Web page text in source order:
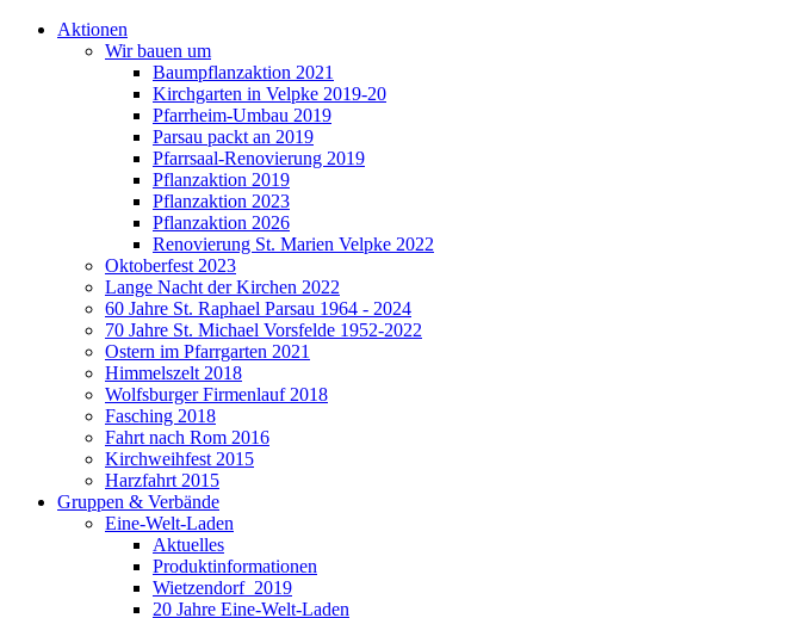
Aktionen
Wir bauen um
Baumpflanzaktion 2021
Kirchgarten in Velpke 2019-20
Pfarrheim-Umbau 2019
Parsau packt an 2019
Pfarrsaal-Renovierung 2019
Pflanzaktion 2019
Pflanzaktion 2023
Pflanzaktion 2026
Renovierung St. Marien Velpke 2022
Oktoberfest 2023
Lange Nacht der Kirchen 2022
60 Jahre St. Raphael Parsau 1964 - 2024
70 Jahre St. Michael Vorsfelde 1952-2022
Ostern im Pfarrgarten 2021
Himmelszelt 2018
Wolfsburger Firmenlauf 2018
Fasching 2018
Fahrt nach Rom 2016
Kirchweihfest 2015
Harzfahrt 2015
Gruppen & Verbände
Eine-Welt-Laden
Aktuelles
Produktinformationen
Wietzendorf_2019
20 Jahre Eine-Welt-Laden